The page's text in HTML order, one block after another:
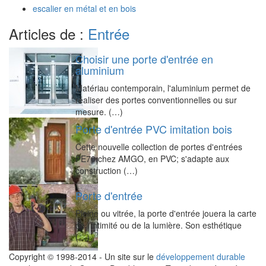
escalier en métal et en bois
Articles de : Entrée
Choisir une porte d'entrée en
aluminium
Matériau contemporain, l'aluminium permet de
réaliser des portes conventionnelles ou sur
mesure. (…)
Porte d'entrée PVC imitation bois
Cette nouvelle collection de portes d'entrées
PE70 chez AMGO, en PVC; s'adapte aux
construction (…)
Porte d'entrée
Pleine ou vitrée, la porte d'entrée jouera la carte
de l’intimité ou de la lumière. Son esthétique
(…)
Copyright © 1998-2014 - Un site sur le développement durable